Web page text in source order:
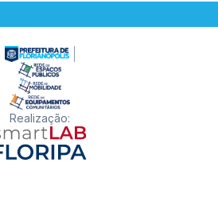
Realização: